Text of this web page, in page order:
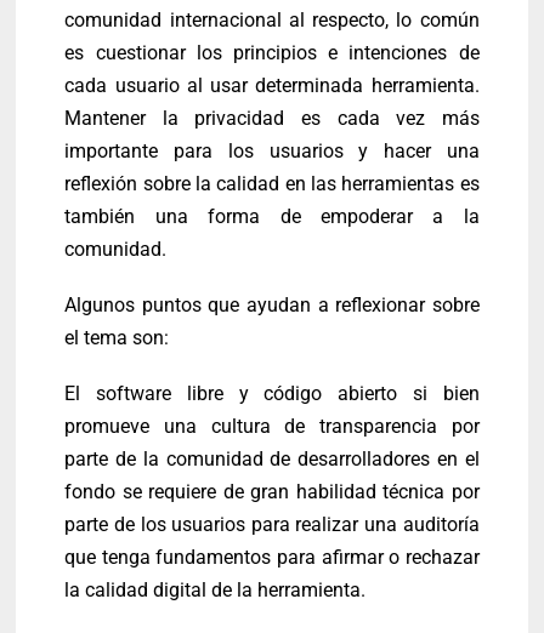
comunidad internacional al respecto, lo común
es cuestionar los principios e intenciones de
cada usuario al usar determinada herramienta.
Mantener la privacidad es cada vez más
importante para los usuarios y hacer una
reflexión sobre la calidad en las herramientas es
también una forma de empoderar a la
comunidad.
Algunos puntos que ayudan a reflexionar sobre
el tema son:
El software libre y código abierto si bien
promueve una cultura de transparencia por
parte de la comunidad de desarrolladores en el
fondo se requiere de gran habilidad técnica por
parte de los usuarios para realizar una auditoría
que tenga fundamentos para afirmar o rechazar
la calidad digital de la herramienta.